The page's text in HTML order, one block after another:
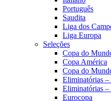
Português
Saudita
Liga dos
Liga Europa
Seleções
Copa do
Copa América
Copa do
Eliminatórias
Eliminatórias –
Eurocopa